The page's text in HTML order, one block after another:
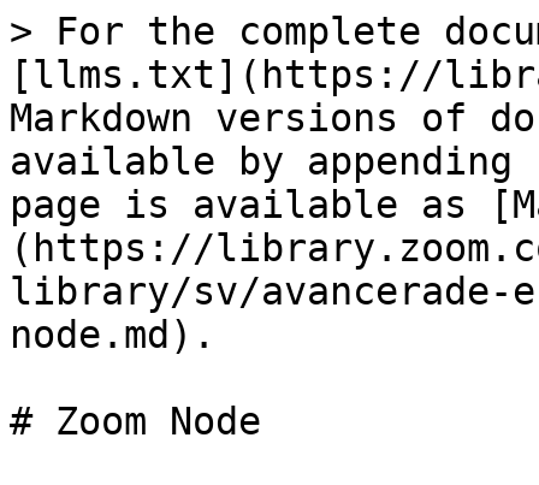
> For the complete
[llms.txt](https://
Markdown versions of
available by
page is available as
(https://
library/sv/avancerade-
node.md).
# Zoom Node